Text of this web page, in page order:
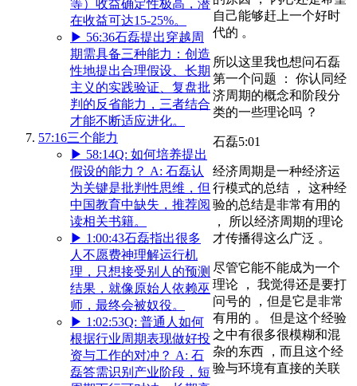
等）收益确定性极高，潜
在收益可达15-25%。
▶ 56:36石磊提出穿越周
期需具备三种能力：创造
性地提出合理假设、长期
主义的实践验证、复盘批
判的反省能力，三者结合
才能不断适应进化。
57:16三个能力
▶ 58:14Q: 如何培养提出
假设的能力？ A: 石磊认
为关键是批判性思维，但
中国教育中缺失，推荐阅
读相关书籍。
▶ 1:00:43石磊指出很多
人不愿费神理解运行机
理，只想接受别人的预测
结果，就像原始人依赖巫
师，最终会被奴役。
▶ 1:02:53Q: 普通人如何
根据行业周期表现做好投
资与工作的对冲？ A: 石
磊答需识别产业阶段，短
自己能够赶上一个好时
代的 。
所以这里我也想问石磊
第一个问题 ： 你认同经
济周期的概念和阶段分
类的一些理论吗 ？
石磊5:01
经济周期是一种经济运
行模式的总结 ， 这种经
验的总结是非常有用的
， 所以经济周期的理论
才传播得这么广泛 。
尽管它能不能成为一个
理论 ， 我觉得还是要打
问号的 ，但是它是非常
有用的 。 但是这个经验
之中有很多很模糊和混
杂的东西 ，而且这个经
验与环境有直接的关联